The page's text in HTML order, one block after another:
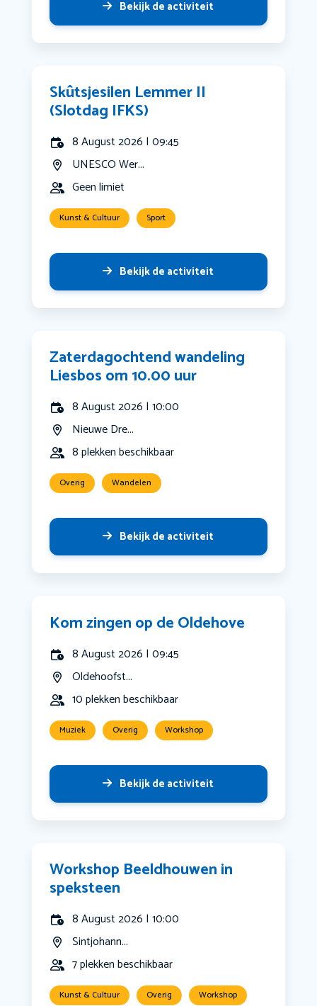
Bekijk de activiteit
Skûtsjesilen Lemmer II
(Slotdag IFKS)
8 August 2026 | 09:45
UNESCO Wer...
Geen limiet
Kunst & Cultuur Sport
Bekijk de activiteit
Zaterdagochtend wandeling
Liesbos om 10.00 uur
8 August 2026 | 10:00
Nieuwe Dre...
8 plekken beschikbaar
Overig Wandelen
Bekijk de activiteit
Kom zingen op de Oldehove
8 August 2026 | 09:45
Oldehoofst...
10 plekken beschikbaar
Muziek Overig Workshop
Bekijk de activiteit
Workshop Beeldhouwen in
speksteen
8 August 2026 | 10:00
Sintjohann...
7 plekken beschikbaar
Kunst & Cultuur Overig Workshop